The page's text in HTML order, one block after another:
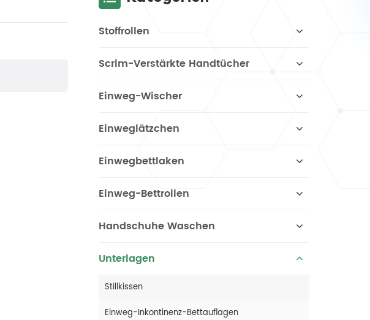
Stoffrollen
Scrim-Verstärkte Handtücher
Einweg-Wischer
Einweglätzchen
Einwegbettlaken
Einweg-Bettrollen
Handschuhe Waschen
Unterlagen
Stillkissen
Einweg-Inkontinenz-Bettauflagen